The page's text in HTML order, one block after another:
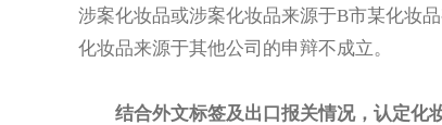
涉案化妆品或涉案化妆品来源于B市某化妆
化妆品来源于其他公司的申辩不成立。
结合外文标签及出口报关情况，认定化